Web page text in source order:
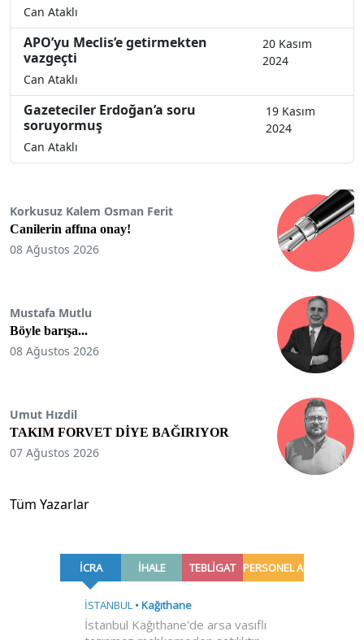
Can Ataklı
APO’yu Meclis’e getirmekten
vazgeçti
20 Kasım
2024
Can Ataklı
Gazeteciler Erdoğan’a soru
soruyormuş
19 Kasım
2024
Can Ataklı
Korkusuz Kalem Osman Ferit
Canilerin affına onay!
08 Ağustos 2026
Mustafa Mutlu
Böyle barışa...
08 Ağustos 2026
Umut Hızdil
TAKIM FORVET DİYE BAĞIRIYOR
07 Ağustos 2026
Tüm Yazarlar